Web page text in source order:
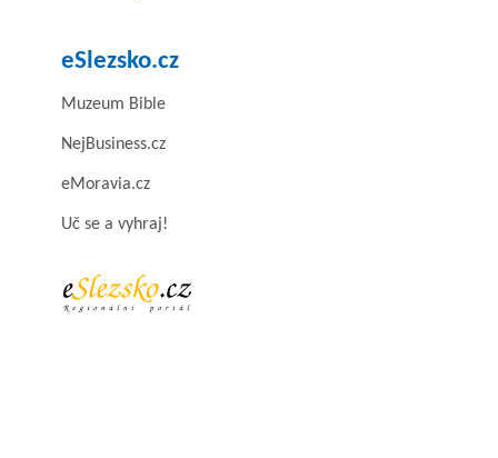
eSlezsko.cz
Muzeum Bible
NejBusiness.cz
eMoravia.cz
Uč se a vyhraj!